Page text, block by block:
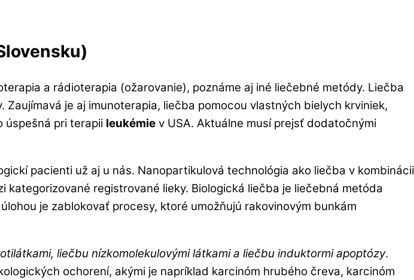
a rádioterapia (ožarovanie), poznáme aj iné liečebné metódy. Liečba
Zaujímavá je aj imunoterapia, liečba pomocou vlastných bielych krviniek,
úspešná pri terapii leukémie v USA. Aktuálne musí prejsť dodatočnými
pacienti už aj u nás. Nanopartikulová technológia ako liečba v kombinácii
kategorizované registrované lieky. Biologická liečba je liečebná metóda
je zablokovať procesy, ktoré umožňujú rakovinovým bunkám
liečbu nízkomolekulovými látkami a liečbu induktormi apoptózy.
ochorení, akými je napríklad karcinóm hrubého čreva, karcinóm